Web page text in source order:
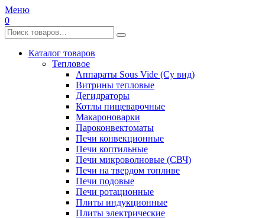
Меню
0
Каталог товаров
Тепловое
Аппараты Sous Vide (Су вид)
Витрины тепловые
Дегидраторы
Котлы пищеварочные
Макароноварки
Пароконвектоматы
Печи конвекционные
Печи коптильные
Печи микроволновые (СВЧ)
Печи на твердом топливе
Печи подовые
Печи ротационные
Плиты индукционные
Плиты электрические